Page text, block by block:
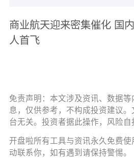
商业航天迎来密集催化 国
人首飞
免责声明：本文涉及资讯、数据
息，仅供参考，不构成投资建议
台无关。投资者据此操作，风险自
开盘啦所有工具与资讯永久免费
动联系你，如有遇到请保持警惕。